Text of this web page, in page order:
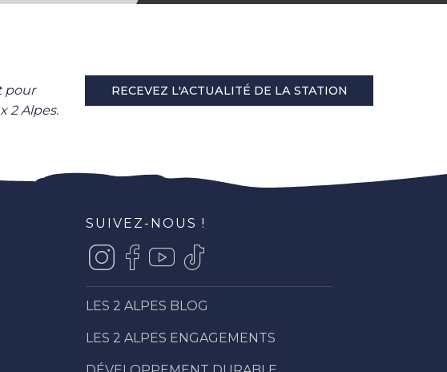
pour
2 Alpes.
RECEVEZ L'ACTUALITÉ DE LA STATION
SUIVEZ-NOUS !
LES 2 ALPES BLOG
LES 2 ALPES ENGAGEMENTS